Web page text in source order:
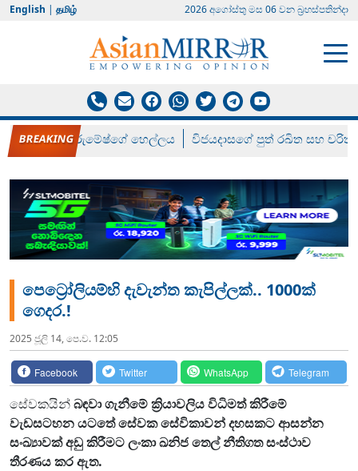
English | தமிழ் 2026 අගෝස්‍තු මස 06 වන බ්‍රහස්පතින්දා
රන් ගෙනා රුමේෂ්ගේ හෙල්ලය විජයදාසගේ පුත් රඛිත සහ චරිත්
පෙට්‍රෝලියම්හි දැවැන්ත කැපිල්ලක්.. 1000ක්
ගෙදර.!
2025 ජූලි 14, පෙ.ව. 12:05
Facebook Twitter WhatsApp Telegram
සේවකයින්බඳවා ගැනීමේ ක්‍රියාවලිය විධිමත් කිරීමේ
වැඩසටහන යටතේ සේවක සේවිකාවන් දහසකට ආසන්න
සංඛ්‍යාවක් අඩු කිරීමට ලංකා ඛනිජ තෙල් නීතිගත සංස්ථාව
තීරණය කර ඇත.